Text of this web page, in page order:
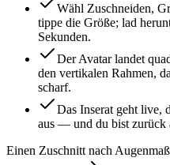
Wähl Zuschneiden,
tippe die Größe; lad
Sekunden.
Der Avatar landet
den vertikalen Rahmen,
scharf.
Das Inserat geht live,
aus — und du bist zurück
Einen Zuschnitt nach